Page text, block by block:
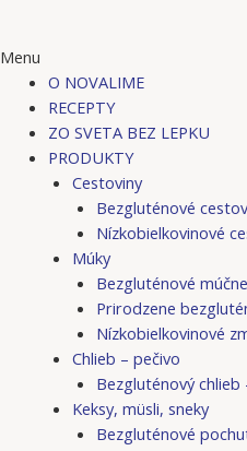
Menu
O NOVALIME
RECEPTY
ZO SVETA BEZ LEPKU
PRODUKTY
Cestoviny
Bezgluténové
Nízkobielkovinové
Múky
Bezgluténové
Prirodzene
Nízkobielkovinové
Chlieb – pečivo
Bezgluténový chlieb
Keksy, müsli, sneky
Bezgluténové